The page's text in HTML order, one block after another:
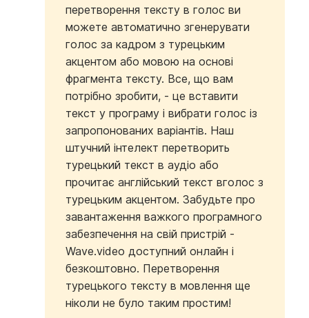
перетворення тексту в голос ви
можете автоматично згенерувати
голос за кадром з турецьким
акцентом або мовою на основі
фрагмента тексту. Все, що вам
потрібно зробити, - це вставити
текст у програму і вибрати голос із
запропонованих варіантів. Наш
штучний інтелект перетворить
турецький текст в аудіо або
прочитає англійський текст вголос з
турецьким акцентом. Забудьте про
завантаження важкого програмного
забезпечення на свій пристрій -
Wave.video доступний онлайн і
безкоштовно. Перетворення
турецького тексту в мовлення ще
ніколи не було таким простим!